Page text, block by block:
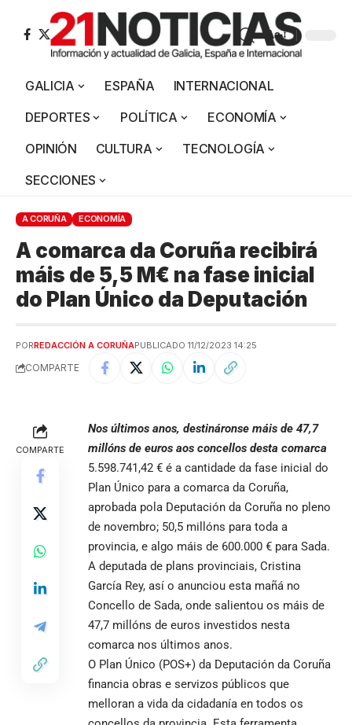
Aa
GALICIA ESPAÑA
INTERNACIONAL
DEPORTES
POLÍTICA
ECONOMÍA
OPINIÓN
CULTURA
TECNOLOGÍA
SECCIONES
A CORUÑA ECONOMÍA
A comarca da Coruña recibirá
máis de 5,5 M€ na fase inicial
do Plan Único da Deputación
PORREDACCIÓN A CORUÑAPUBLICADO 11/12/2023 14:25
COMPARTE
COMPARTE
Nos últimos anos, destináronse máis de 47,7
millóns de euros aos concellos desta comarca
5.598.741,42 € é a cantidade da fase inicial do
Plan Único para a comarca da Coruña,
aprobada pola Deputación da Coruña no pleno
de novembro; 50,5 millóns para toda a
provincia, e algo máis de 600.000 € para Sada.
A deputada de plans provinciais, Cristina
García Rey, así o anunciou esta mañá no
Concello de Sada, onde salientou os máis de
47,7 millóns de euros investidos nesta
comarca nos últimos anos.
O Plan Único (POS+) da Deputación da Coruña
financia obras e servizos públicos que
melloran a vida da cidadanía en todos os